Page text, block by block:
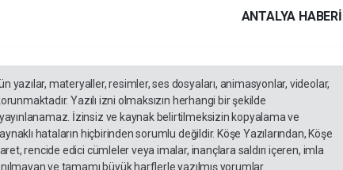
ANTALYA HABERİ
materyaller, resimler, ses dosyaları, animasyonlar, videolar,
Yazılı izni olmaksızın herhangi bir şekilde
İzinsiz ve kaynak belirtilmeksizin kopyalama ve
hataların hiçbirinden sorumlu değildir. Köşe Yazılarından, Köşe
rencide edici cümleler veya imalar, inançlara saldırı içeren, imla
ve tamamı büyük harflerle yazılmış yorumlar